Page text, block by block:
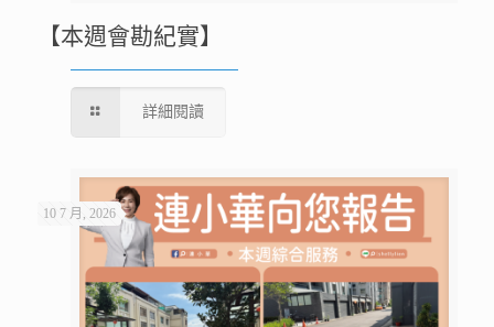
【本週會勘紀實】
詳細閱讀
10 7 月, 2026